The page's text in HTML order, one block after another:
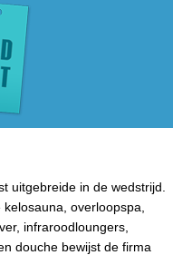
uitgebreide in de wedstrijd.
overloopspa,
infraroodloungers,
douche bewijst de firma